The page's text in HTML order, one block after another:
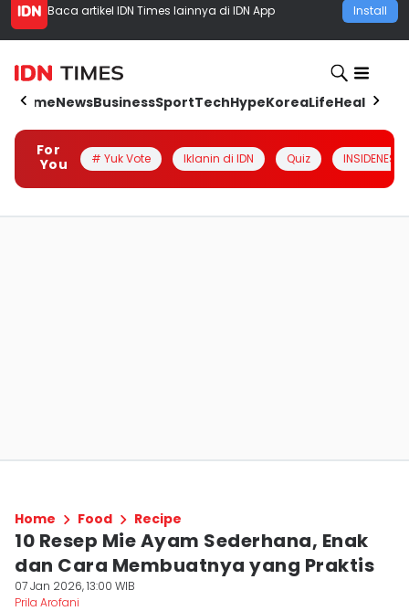
Baca artikel IDN Times lainnya di IDN App Install
HomeNewsBusinessSportTechHypeKoreaLifeHealth
For
You
# Yuk Vote Iklanin di IDN Quiz INSIDENESIA
Home Food Recipe
10 Resep Mie Ayam Sederhana, Enak
dan Cara Membuatnya yang Praktis
07 Jan 2026, 13:00 WIB
Prila Arofani